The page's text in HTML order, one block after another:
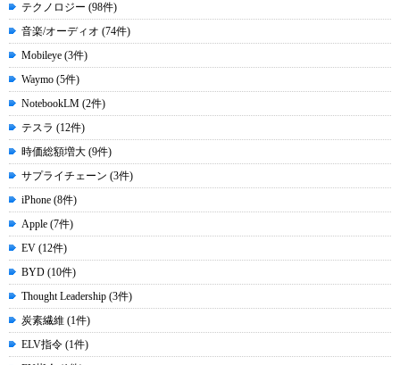
テクノロジー (98件)
音楽/オーディオ (74件)
Mobileye (3件)
Waymo (5件)
NotebookLM (2件)
テスラ (12件)
時価総額増大 (9件)
サプライチェーン (3件)
iPhone (8件)
Apple (7件)
EV (12件)
BYD (10件)
Thought Leadership (3件)
炭素繊維 (1件)
ELV指令 (1件)